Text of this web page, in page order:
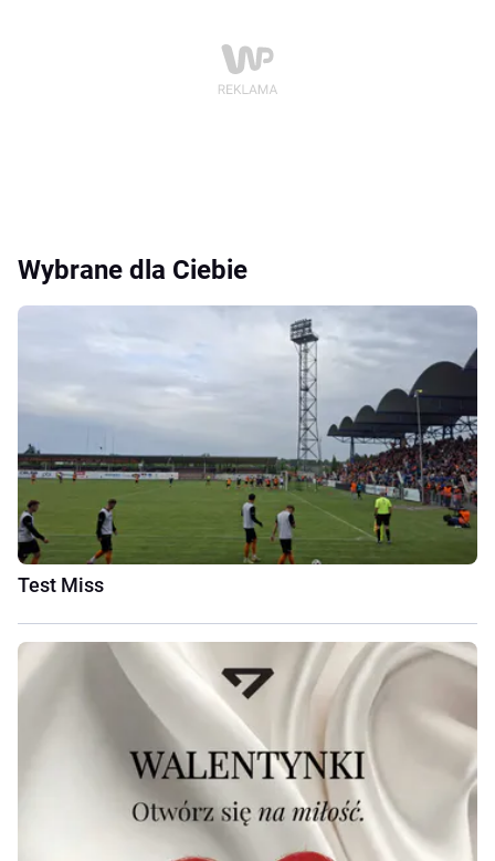
Wybrane dla Ciebie
Test Miss